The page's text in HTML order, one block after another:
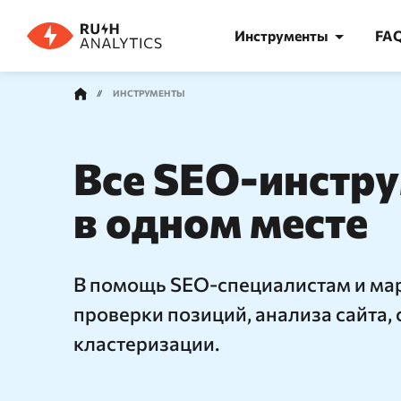
Инструменты
Анализ позиций
и Google — только реальная выдача
ИНСТРУМЕНТЫ
Все SEO-
в одном месте
В помощь SEO-специалистам и
проверки позиций, анализа сайта,
кластеризации.